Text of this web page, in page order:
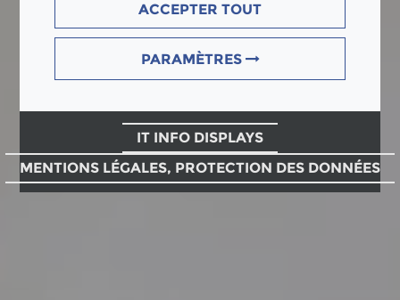
ACCEPTER TOUT
PARAMÈTRES
IT INFO DISPLAYS
MENTIONS LÉGALES, PROTECTION DES DONNÉES